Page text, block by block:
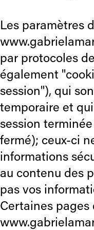
Les paramètres
par protocoles
également
session"), qui
temporaire et
session
fermé); ceux-ci
informations
au contenu des
pas vos
Certaines pages